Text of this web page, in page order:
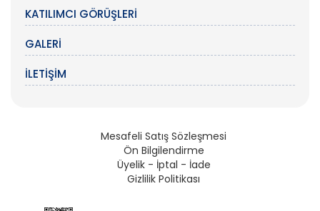
KATILIMCI GÖRÜŞLERI
GALERI
İLETIŞIM
Mesafeli Satış Sözleşmesi
Ön Bilgilendirme
Üyelik - İptal - İade
Gizlilik Politikası